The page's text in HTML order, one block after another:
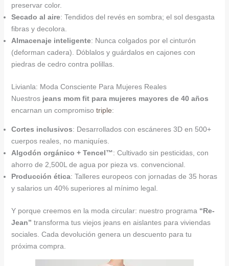
preservar color.
Secado al aire: Tendidos del revés en sombra; el sol desgasta
fibras y decolora.
Almacenaje inteligente: Nunca colgados por el cinturón
(deforman cadera). Dóblalos y guárdalos en cajones con
piedras de cedro contra polillas.
Livianla: Moda Consciente Para Mujeres Reales
Nuestros jeans mom fit para mujeres mayores de 40 años
encarnan un compromiso triple:
Cortes inclusivos: Desarrollados con escáneres 3D en 500+
cuerpos reales, no maniquíes.
Algodón orgánico + Tencel™: Cultivado sin pesticidas, con
ahorro de 2,500L de agua por pieza vs. convencional.
Producción ética: Talleres europeos con jornadas de 35 horas
y salarios un 40% superiores al mínimo legal.
Y porque creemos en la moda circular: nuestro programa “Re-
Jean” transforma tus viejos jeans en aislantes para viviendas
sociales. Cada devolución genera un descuento para tu
próxima compra.